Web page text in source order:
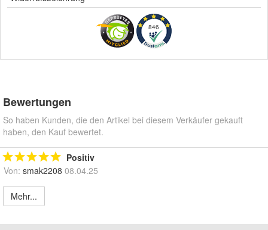
846
Bewertungen
So haben Kunden, die den Artikel bei diesem Verkäufer gekauft
haben, den Kauf bewertet.
Positiv
Von: smak2208 08.04.25
Mehr...